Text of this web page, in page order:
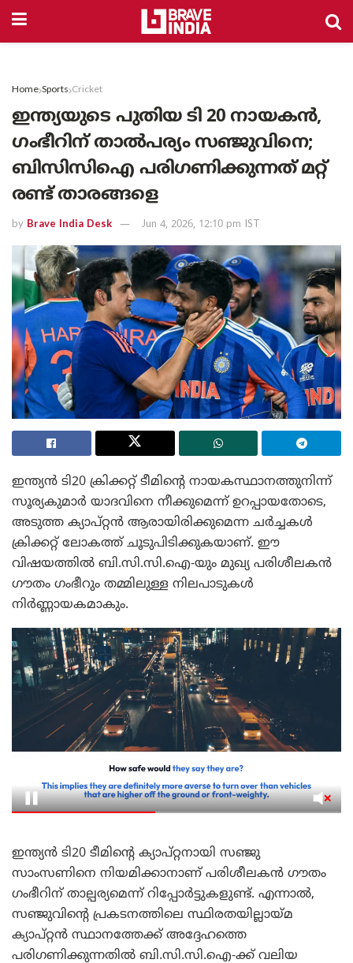
Home Sports Cricket
ഇന്ത്യയുടെ പുതിയ ടി 20 നായകൻ,
ഗംഭീറിന് താൽപര്യം സഞ്ജുവിനെ;
ബിസിസിഐ പരിഗണിക്കുന്നത് മറ്റ്
രണ്ട് താരങ്ങളെ
by Brave India Desk Jun 4, 2026, 12:10 pm IST
ഇന്ത്യൻ ടി20 ക്രിക്കറ്റ് ടീമിന്റെ നായകസ്ഥാനത്തുനിന്ന്
സൂര്യകുമാർ യാദവിനെ നീക്കുമെന്ന് ഉറപ്പായതോടെ,
അടുത്ത ക്യാപ്റ്റൻ ആരായിരിക്കുമെന്ന ചർച്ചകൾ
ക്രിക്കറ്റ് ലോകത്ത് ചൂടുപിടിക്കുകയാണ്. ഈ
വിഷയത്തിൽ ബി.സി.സി.ഐ-യും മുഖ്യ പരിശീലകൻ
ഗൗതം ഗംഭീറും തമ്മിലുള്ള നിലപാടുകൾ
നിർണ്ണായകമാകും.
ഇന്ത്യൻ ടി20 ടീമിന്റെ ക്യാപ്റ്റനായി സഞ്ജു
സാംസണിനെ നിയമിക്കാനാണ് പരിശീലകൻ ഗൗതം
ഗംഭീറിന് താല്പര്യമെന്ന് റിപ്പോർട്ടുകളുണ്ട്. എന്നാൽ,
സഞ്ജുവിന്റെ പ്രകടനത്തിലെ സ്ഥിരതയില്ലായ്മ
ക്യാപ്റ്റൻ സ്ഥാനത്തേക്ക് അദ്ദേഹത്തെ
പരിഗണിക്കുന്നതിൽ ബി.സി.സി.ഐ-ക്ക് വലിയ